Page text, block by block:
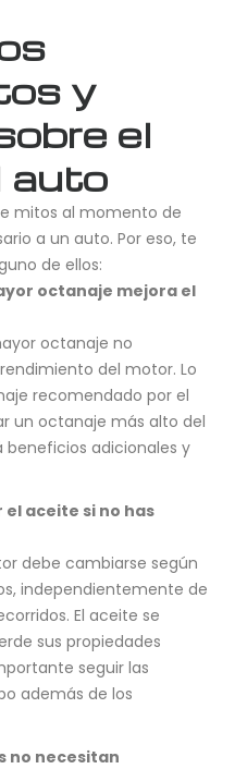
y
el
auto
mitos al momento de
a un auto. Por eso, te
de ellos:
octanaje mejora el
octanaje no
del motor. Lo
recomendado por el
un octanaje más alto del
adicionales y
el aceite si no has
debe cambiarse según
independientemente de
El aceite se
sus propiedades
seguir las
además de los
no necesitan